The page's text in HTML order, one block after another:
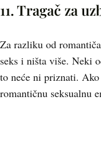
11. Tragač za
Za razliku od
seks i ništa više. Neki
to neće ni priznati.
romantičnu seksualnu